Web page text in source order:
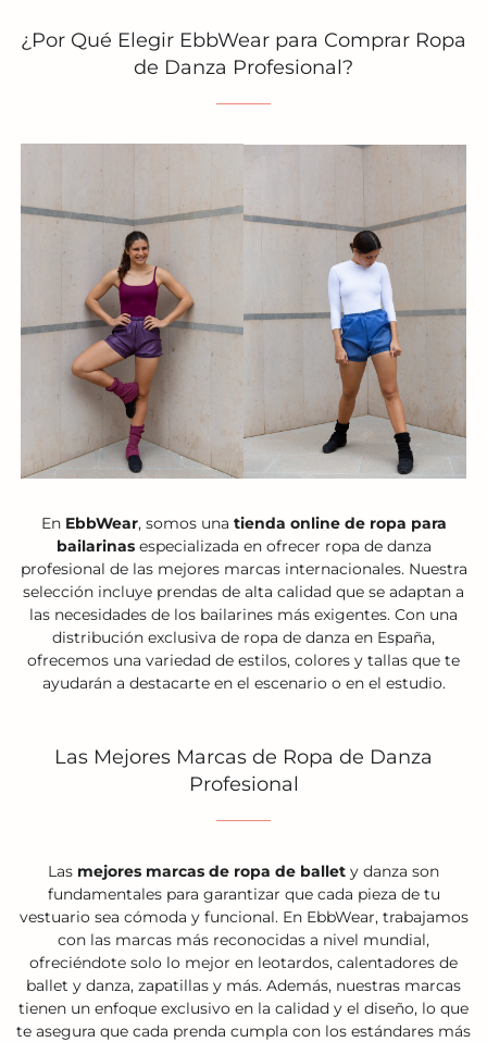
¿Por Qué Elegir EbbWear para Comprar Ropa
de Danza Profesional?
En EbbWear, somos una tienda online de ropa para
bailarinasespecializada en ofrecer ropa de danza
profesional de las mejores marcas internacionales. Nuestra
selección incluye prendas de alta calidad que se adaptan a
las necesidades de los bailarines más exigentes. Con una
distribución exclusiva de ropa de danza en España,
ofrecemos una variedad de estilos, colores y tallas que te
ayudarán a destacarte en el escenario o en el estudio.
Las Mejores Marcas de Ropa de Danza
Profesional
Las mejores marcas de ropa de ballet y danza son
fundamentales para garantizar que cada pieza de tu
vestuario sea cómoda y funcional. En EbbWear, trabajamos
con las marcas más reconocidas a nivel mundial,
ofreciéndote solo lo mejor en leotardos, calentadores de
ballet y danza, zapatillas y más. Además, nuestras marcas
tienen un enfoque exclusivo en la calidad y el diseño, lo que
te asegura que cada prenda cumpla con los estándares más